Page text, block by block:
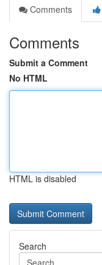
Comments
Comments
Submit a Comment
No HTML
HTML is disabled
Search